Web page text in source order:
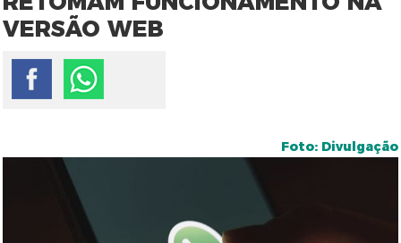
VERSÃO WEB
Foto: Divulgação